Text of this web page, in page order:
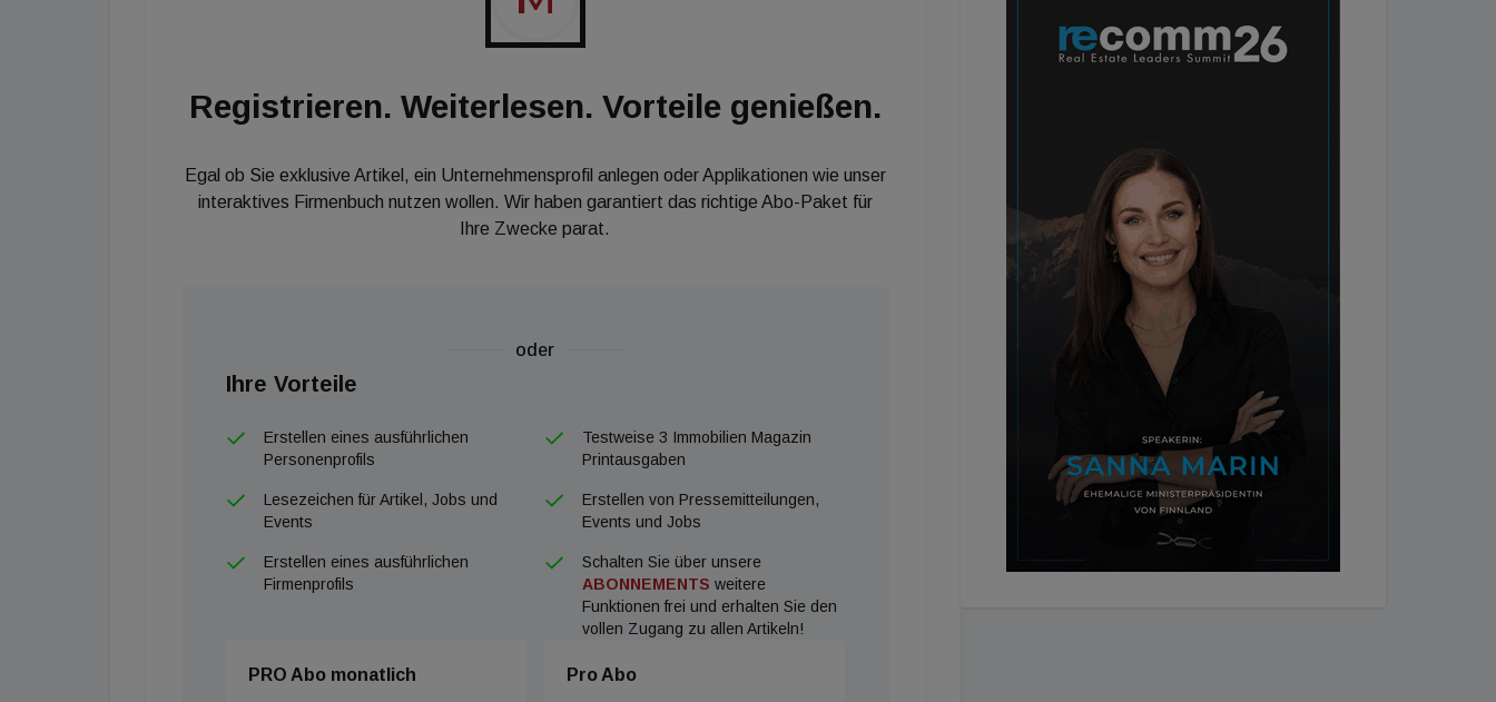
Registrieren. Weiterlesen. Vorteile genießen.
Egal ob Sie exklusive Artikel, ein Unternehmensprofil anlegen oder Applikationen wie unser
interaktives Firmenbuch nutzen wollen. Wir haben garantiert das richtige Abo-Paket für
Ihre Zwecke parat.
oder
Ihre Vorteile
Erstellen eines ausführlichen
Personenprofils
Testweise 3 Immobilien Magazin
Printausgaben
Lesezeichen für Artikel, Jobs und
Events
Erstellen von Pressemitteilungen,
Events und Jobs
Erstellen eines ausführlichen
Firmenprofils
Schalten Sie über unsere
ABONNEMENTS weitere
Funktionen frei und erhalten Sie den
vollen Zugang zu allen Artikeln!
PRO Abo monatlich
Pro Abo